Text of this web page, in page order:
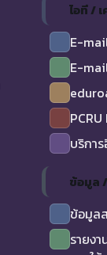
ไอที /
E-
E-
บริกา
ข้อมูล
ข้อมูล
รายง